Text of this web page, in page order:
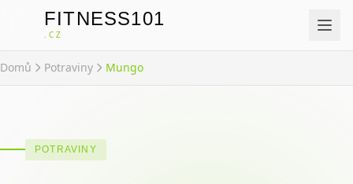
FITNESS101
.CZ
Domů Potraviny Mungo
POTRAVINY